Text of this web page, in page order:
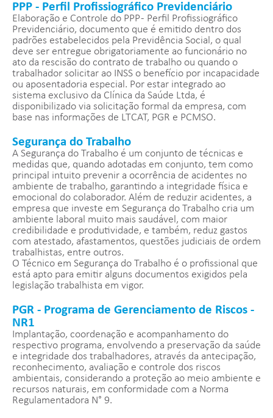
PPP - Perfil Profissiográfico Previdenciário
Elaboração e Controle do PPP - Perfil Profissiográfico
Previdenciário, documento que é emitido dentro dos
padrões estabelecidos pela Previdência Social, o qual
deve ser entregue obrigatoriamente ao funcionário no
ato da rescisão do contrato de trabalho ou quando o
trabalhador solicitar ao INSS o benefício por incapacidade
ou aposentadoria especial. Por estar integrado ao
sistema exclusivo da Clínica da Saúde Ltda, é
disponibilizado via solicitação formal da empresa, com
base nas informações de LTCAT, PGR e PCMSO.
Segurança do Trabalho
A Segurança do Trabalho é um conjunto de técnicas e
medidas que, quando adotadas em conjunto, tem como
principal intuito prevenir a ocorrência de acidentes no
ambiente de trabalho, garantindo a integridade física e
emocional do colaborador. Além de reduzir acidentes, a
empresa que investe em Segurança do Trabalho cria um
ambiente laboral muito mais saudável, com maior
credibilidade e produtividade, e também, reduz gastos
com atestado, afastamentos, questões judiciais de ordem
trabalhistas, entre outros.
O Técnico em Segurança do Trabalho é o profissional que
está apto para emitir alguns documentos exigidos pela
legislação trabalhista em vigor.
PGR - Programa de Gerenciamento de Riscos -
NR1
Implantação, coordenação e acompanhamento do
respectivo programa, envolvendo a preservação da saúde
e integridade dos trabalhadores, através da antecipação,
reconhecimento, avaliação e controle dos riscos
ambientais, considerando a proteção ao meio ambiente e
recursos naturais, em conformidade com a Norma
Regulamentadora N° 9.